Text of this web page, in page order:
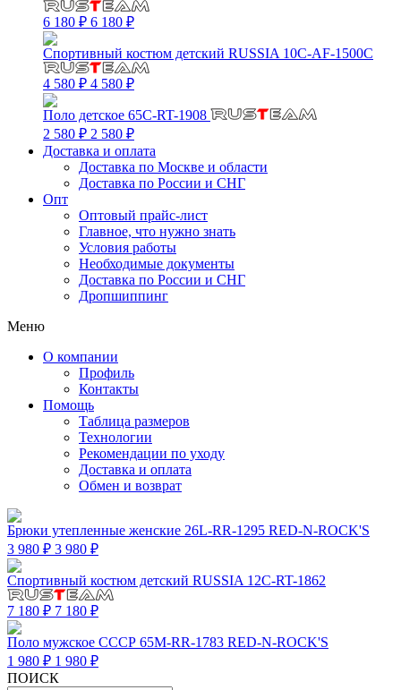
6 180 ₽ 6 180 ₽
Спортивный костюм детский RUSSIA 10C-AF-1500C
4 580 ₽ 4 580 ₽
Поло детское 65C-RT-1908
2 580 ₽ 2 580 ₽
Доставка и оплата
Доставка по Москве и области
Доставка по России и СНГ
Опт
Оптовый прайс-лист
Главное, что нужно знать
Условия работы
Необходимые документы
Доставка по России и СНГ
Дропшиппинг
Меню
О компании
Профиль
Контакты
Помощь
Таблица размеров
Технологии
Рекомендации по уходу
Доставка и оплата
Обмен и возврат
Брюки утепленные женские 26L-RR-1295 RED-N-ROCK'S
3 980 ₽ 3 980 ₽
Спортивный костюм детский RUSSIA 12C-RT-1862
7 180 ₽ 7 180 ₽
Поло мужское СССР 65M-RR-1783 RED-N-ROCK'S
1 980 ₽ 1 980 ₽
ПОИСК